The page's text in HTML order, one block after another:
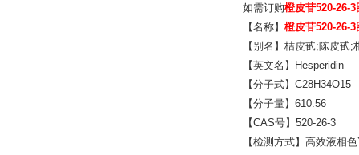
如需订购橙皮苷520-26-3
【名称】 橙皮苷520-26-3
【别名】桔皮甙;陈皮甙
【英文名】Hesperidin
【分子式】C28H34O15
【分子量】610.56
【CAS号】520-26-3
【检测方式】高效液相